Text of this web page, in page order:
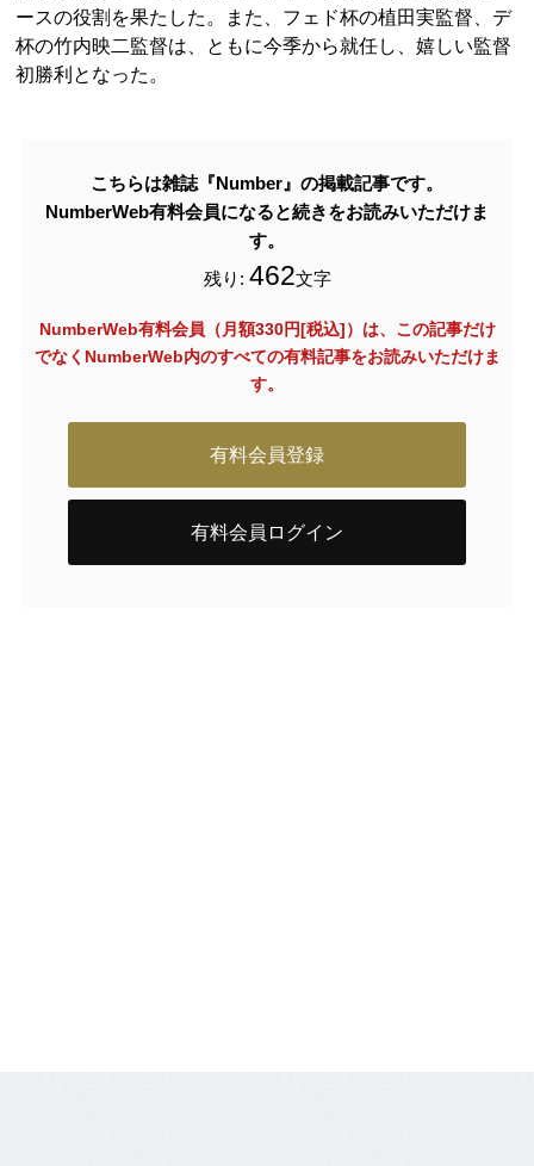
ースの役割を果たした。また、フェド杯の植田実監督、デ
杯の竹内映二監督は、ともに今季から就任し、嬉しい監督
初勝利となった。
こちらは雑誌『Number』の掲載記事です。
NumberWeb有料会員になると続きをお読みいただけま
す。
残り: 462文字
NumberWeb有料会員（月額330円[税込]）は、この記事だけ
でなく NumberWeb内のすべての有料記事をお読みいただけま
す。
有料会員登録
有料会員ログイン